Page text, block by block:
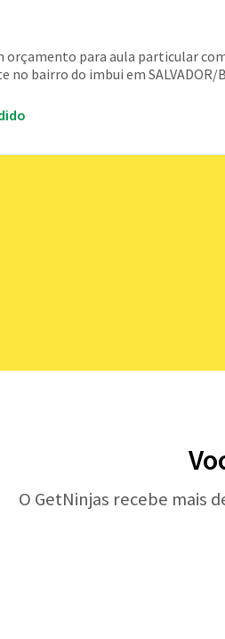
orçamento para aula particular
no bairro do imbui em SALVADOR/
O GetNinjas recebe mais